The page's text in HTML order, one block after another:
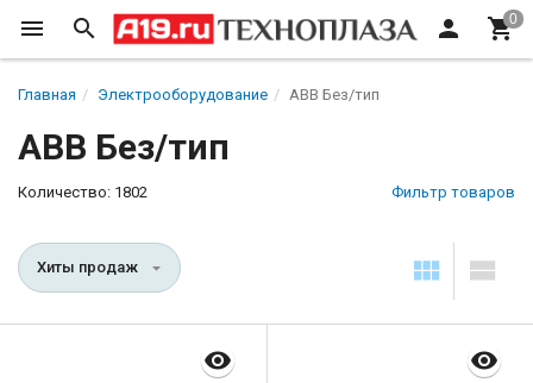
Главная Электрооборудование ABB Без/тип
ABB Без/тип
Количество: 1802 Фильтр товаров
Хиты продаж